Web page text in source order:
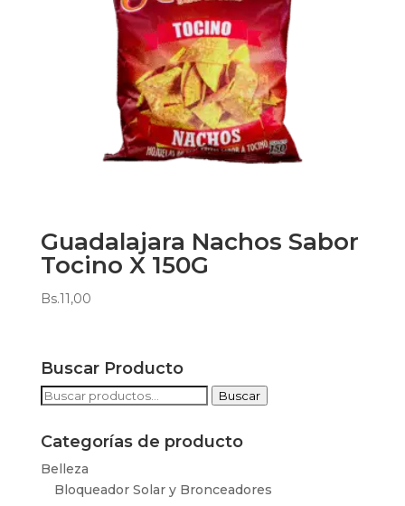
Guadalajara Nachos Sabor
Tocino X 150G
Bs.11,00
Buscar Producto
Buscar
Buscar
Categorías de producto
Belleza
Bloqueador Solar y Bronceadores